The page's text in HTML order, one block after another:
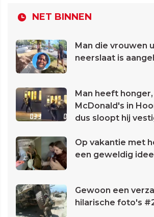
NET BINNEN
Man die vrouwen
neerslaat is
Man heeft
McDonald's in
dus sloopt hij
Op vakantie met
een geweldig idee
Gewoon een
hilarische foto's